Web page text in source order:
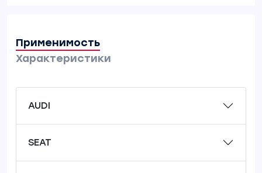
Применимость
Характеристики
AUDI
SEAT